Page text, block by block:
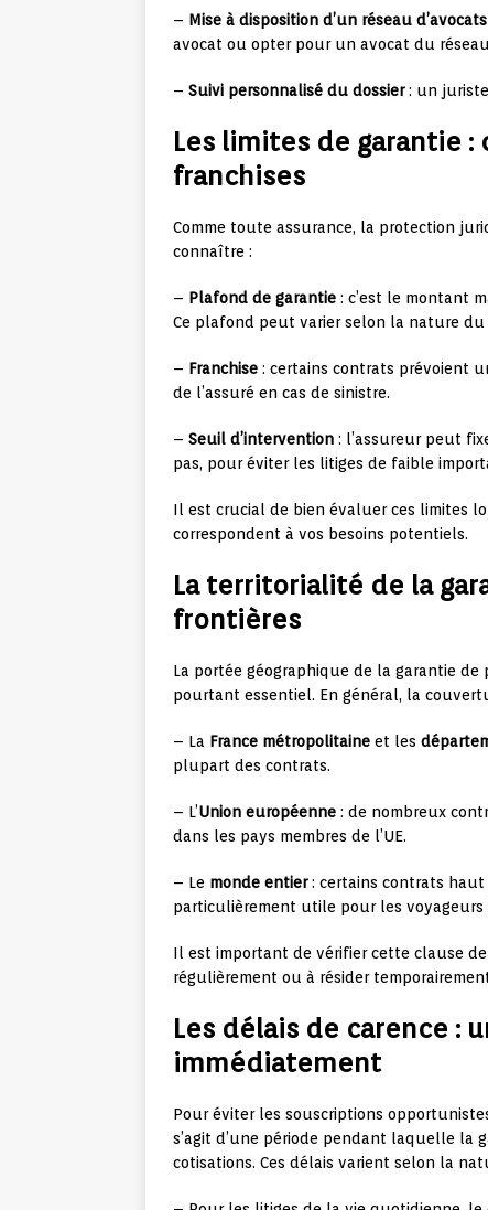
– Mise à disposition d’un réseau d’avocats
avocat ou opter pour un avocat du
– Suivi personnalisé du dossier: un juriste
Les limites de garantie
franchises
Comme toute assurance, la protection
connaître :
– Plafond de garantie : c’est le montant
Ce plafond peut varier selon la nature
– Franchise : certains contrats prévoient
de l’assuré en cas de sinistre.
– Seuil d’intervention : l’assureur peut
pas, pour éviter les litiges de faible
Il est crucial de bien évaluer ces limites
correspondent à vos besoins potentiels.
La territorialité de la
frontières
La portée géographique de la garantie
pourtant essentiel. En général, la
– La France métropolitaine et les
plupart des contrats.
– L’Union européenne : de nombreux
dans les pays membres de l’UE.
– Le monde entier: certains contrats haut
particulièrement utile pour les
Il est important de vérifier cette clause
régulièrement ou à résider
Les délais de carence :
immédiatement
Pour éviter les souscriptions
s’agit d’une période pendant laquelle la
cotisations. Ces délais varient selon la